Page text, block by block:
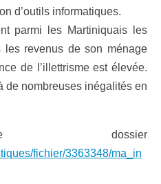
d’outils informatiques.
parmi les Martiniquais les
les revenus de son ménage
de l’illettrisme est élevée.
de nombreuses inégalités en
fichier/3363348/ma_in